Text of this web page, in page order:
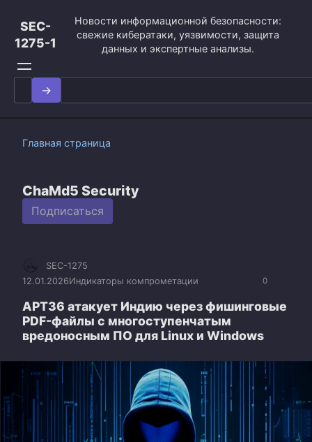
контенту
SEC-
1275-1
Новости информационной безопасности:
свежие кибератаки, уязвимости, защита
данных и экспертные анализы.
Search
for:
Главная страница
ChaMd5 Security
Подписаться
0
SEC-1275
12.01.2026Индикаторы компрометации
APT36 атакует Индию через фишинговые
PDF-файлы с многоступенчатым
вредоносным ПО для Linux и Windows